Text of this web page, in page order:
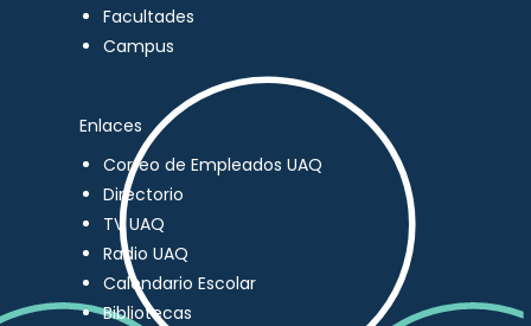
Facultades
Campus
Enlaces
Correo de Empleados UAQ
Directorio
TV UAQ
Radio UAQ
Calendario Escolar
Bibliotecas